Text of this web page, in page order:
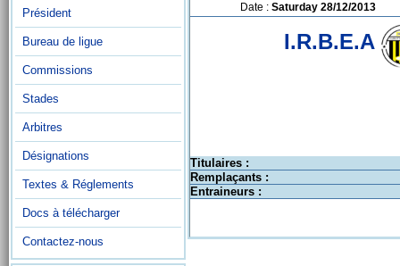
Président
Bureau de ligue
Commissions
Stades
Arbitres
Désignations
Textes & Réglements
Docs à télécharger
Contactez-nous
Date : Saturday 28/12/2013
I.R.B.E.A
Titulaires :
Remplaçants :
Entraineurs :